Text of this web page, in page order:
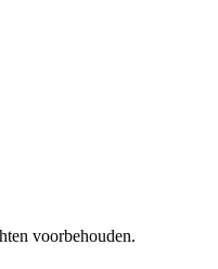
voorbehouden.